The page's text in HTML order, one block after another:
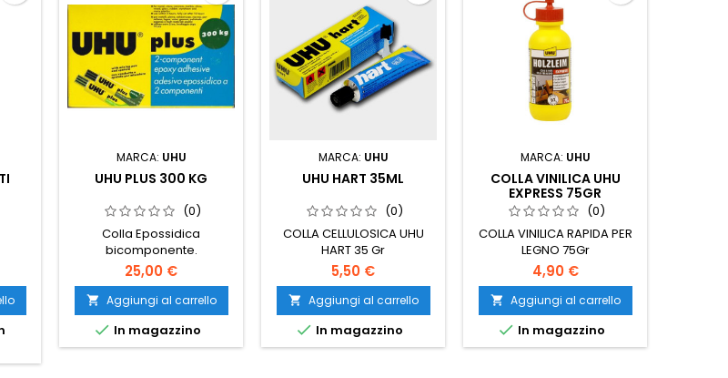
MARCA: UHU
UHU PLUS 300 KG
(0)
Colla Epossidica
bicomponente.
25,00 €
 Aggiungi al carrello
 In magazzino
MARCA: UHU
UHU HART 35ML
(0)
COLLA CELLULOSICA UHU
HART 35 Gr
5,50 €
 Aggiungi al carrello
 In magazzino
MARCA: UHU
COLLA VINILICA UHU
EXPRESS 75GR
(0)
COLLA VINILICA RAPIDA PER
LEGNO 75Gr
4,90 €
 Aggiungi al carrello
 In magazzino